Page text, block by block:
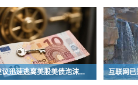
建议迅速逃离美股美债泡沫，AI正加速而非延缓其泡沫破裂